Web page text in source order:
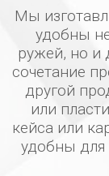
Мы
удобны
ружей, но и
сочетание
другой
или
кейса или
удобны для